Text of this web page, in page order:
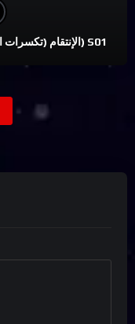
الإنتقام (تكسرات الروح) S01